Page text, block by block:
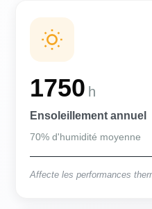
1750 h
Ensoleillement annuel
70% d'humidité moyenne
Affecte les performances